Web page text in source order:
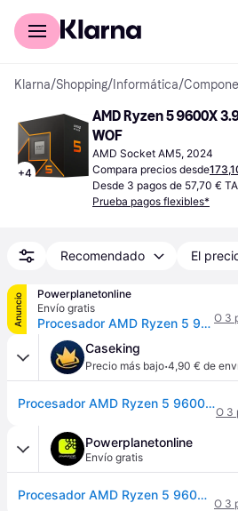
Comprar con Klarna
Klarna/Shopping/ Informática/
+4
AMD Ryzen 5 9600X
WOF
AMD Socket AM5, 2024
Compara precios desde
Desde 3 pagos de 57,70 €
Prueba pagos flexibles*
Recomendado El
Anuncio
Powerplanetonline
Envío gratis
Procesador AMD Ryzen 5 9600X 3.9 GHz O 3
Caseking
Precio más bajo·4,90 € de
Procesador AMD Ryzen 5 9600X 6-Core (3.9GHz-5.4GHz) 32MB AM5
O 3
Powerplanetonline
Envío gratis
Procesador AMD Ryzen 5 9600X 3.9 GHz
O 3